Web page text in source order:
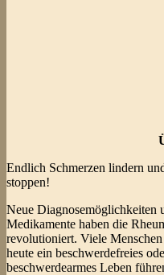
Endlich Schmerzen lindern
stoppen!
Neue Diagnosemöglichkeiten
Medikamente haben die
revolutioniert. Viele
heute ein beschwerdefreies
beschwerdearmes Leben